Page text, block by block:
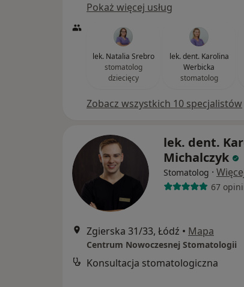
Pokaż więcej usług
lek. Natalia Srebro
stomatolog
dziecięcy
lek. dent. Karolina
Werbicka
stomatolog
Zobacz wszystkich 10 specjalistów
lek. dent.
Michalczyk
Stomatolog ·
67
Zgierska 31/33, Łódź • Mapa
Centrum Nowoczesnej Stomatologii
Konsultacja stomatologiczna